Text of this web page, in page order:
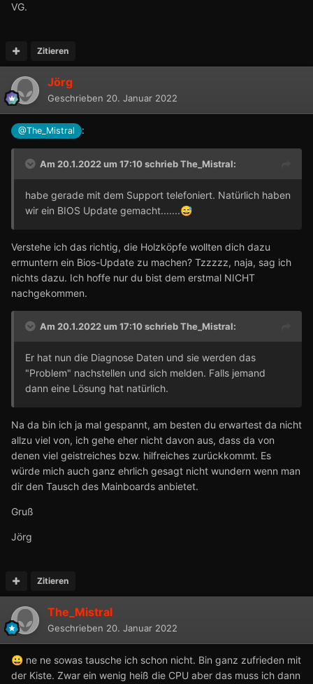
VG.
Zitieren
Jörg
Geschrieben 20. Januar 2022
@The_Mistral :
Am 20.1.2022 um 17:10 schriebThe_Mistral:
habe gerade mit dem Support telefoniert. Natürlich haben
wir ein BIOS Update gemacht.......😅
Verstehe ich das richtig, die Holzköpfe wollten dich dazu
ermuntern ein Bios-Update zu machen? Tzzzzz, naja, sag ich
nichts dazu. Ich hoffe nur du bist dem erstmal NICHT
nachgekommen.
Am 20.1.2022 um 17:10 schriebThe_Mistral:
Er hat nun die Diagnose Daten und sie werden das
"Problem" nachstellen und sich melden. Falls jemand
dann eine Lösung hat natürlich.
Na da bin ich ja mal gespannt, am besten du erwartest da nicht
allzu viel von, ich gehe eher nicht davon aus, dass da von
denen viel geistreiches bzw. hilfreiches zurückkommt. Es
würde mich auch ganz ehrlich gesagt nicht wundern wenn man
dir den Tausch des Mainboards anbietet.
Gruß
Jörg
Zitieren
The_Mistral
Geschrieben 20. Januar 2022
😀 ne ne sowas tausche ich schon nicht. Bin ganz zufrieden mit
der Kiste. Zwar ein wenig heiß die CPU aber das muss ich dann